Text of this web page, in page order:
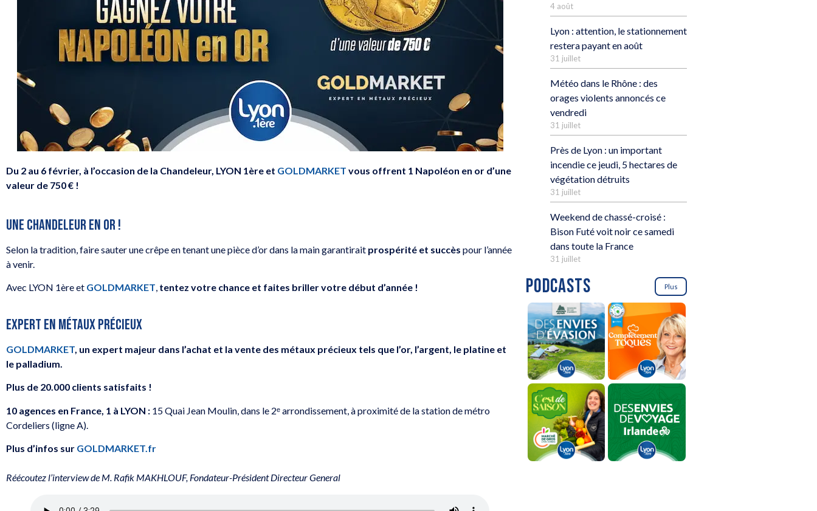
Du 2 au 6 février, à l’occasion de la Chandeleur, LYON 1ère et GOLDMARKET vous offrent 1 Napoléon en or d’une
valeur de 750 € !
UNE CHANDELEUR EN OR !
Selon la tradition, faire sauter une crêpe en tenant une pièce d’or dans la main garantirait prospérité et succès pour l’année
à venir.
Avec LYON 1ère et GOLDMARKET, tentez votre chance et faites briller votre début d’année !
EXPERT EN MÉTAUX PRÉCIEUX
GOLDMARKET , un expert majeur dans l’achat et la vente des métaux précieux tels que l’or, l’argent, le platine et
le palladium.
Plus de 20.000 clients satisfaits !
10 agences en France, 1 à LYON : 15 Quai Jean Moulin, dans le 2ᵉ arrondissement, à proximité de la station de métro
Cordeliers (ligne A).
Plus d’infos sur GOLDMARKET.fr
Réécoutez l’interview de M. Rafik MAKHLOUF, Fondateur-Président Directeur General
4 août
Lyon : attention, le stationnement
restera payant en août
31 juillet
Météo dans le Rhône : des
orages violents annoncés ce
vendredi
31 juillet
Près de Lyon : un important
incendie ce jeudi, 5 hectares de
végétation détruits
31 juillet
Weekend de chassé-croisé :
Bison Futé voit noir ce samedi
dans toute la France
31 juillet
PODCASTS Plus